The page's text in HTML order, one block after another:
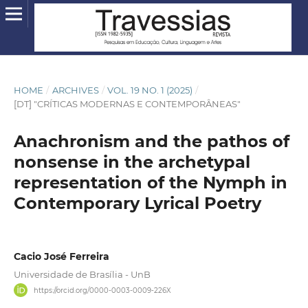
HOME / ARCHIVES / VOL. 19 NO. 1 (2025) /
[DT] "CRÍTICAS MODERNAS E CONTEMPORÂNEAS"
Anachronism and the pathos of
nonsense in the archetypal
representation of the Nymph in
Contemporary Lyrical Poetry
Cacio José Ferreira
Universidade de Brasília - UnB
https://orcid.org/0000-0003-0009-226X